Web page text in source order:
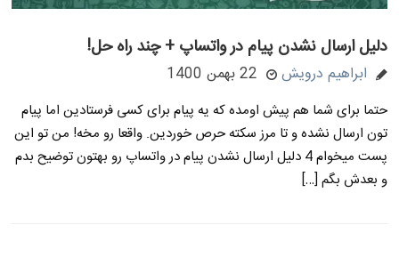
دلیل ارسال نشدن پیام در واتساپ + چند راه حل!
ابراهیم درویش 22 بهمن 1400
حتما برای شما هم پیش اومده که یه پیام برای کسی فرستادین اما پیام
تون ارسال نشده و تا مرز سکته حرص خوردین. واقعا رو مخه! من تو این
پست میخوام 4 دلیل ارسال نشدن پیام در واتساپ رو بهتون توضیح بدم
و بعدش بگم […]